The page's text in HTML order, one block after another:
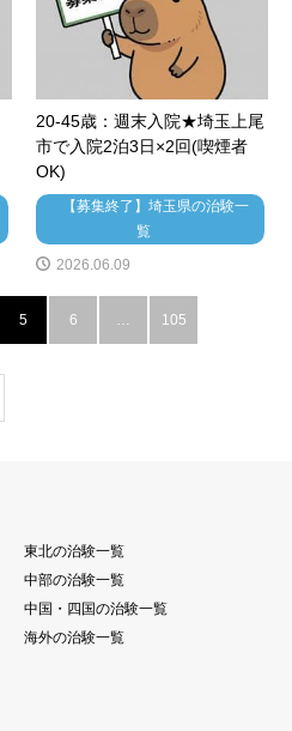
20-45歳：週末入院★埼玉上尾
市で入院2泊3日×2回(喫煙者
OK)
【募集終了】埼玉県の治験一
覧
2026.06.09
5 6 … 105
東北の治験一覧
中部の治験一覧
中国・四国の治験一覧
海外の治験一覧